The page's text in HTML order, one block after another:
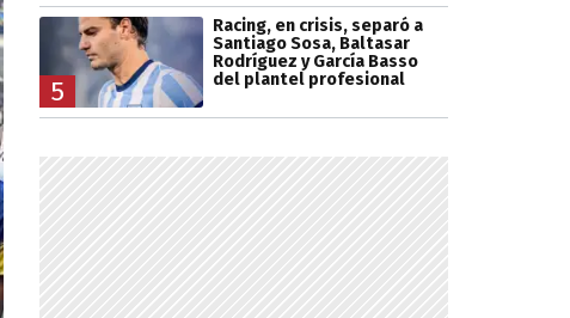
5
Racing, en crisis, separó a
Santiago Sosa, Baltasar
Rodríguez y García Basso
del plantel profesional